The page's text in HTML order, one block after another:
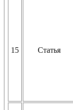
15 Статья